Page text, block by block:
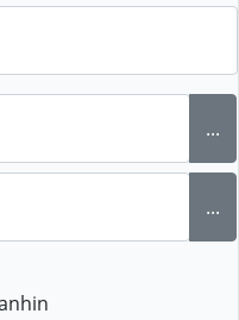
...
...